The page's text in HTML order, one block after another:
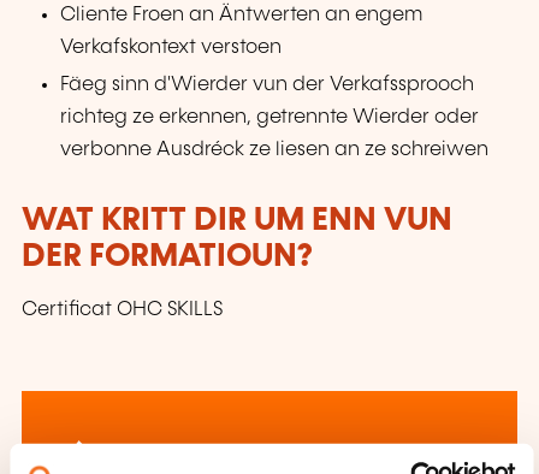
Cliente Froen an Äntwerten an engem
Verkafskontext verstoen
Fäeg sinn d'Wierder vun der Verkafssprooch
richteg ze erkennen, getrennte Wierder oder
verbonne Ausdréck ze liesen an ze schreiwen
WAT KRITT DIR UM ENN VUN
DER FORMATIOUN?
Certificat OHC SKILLS